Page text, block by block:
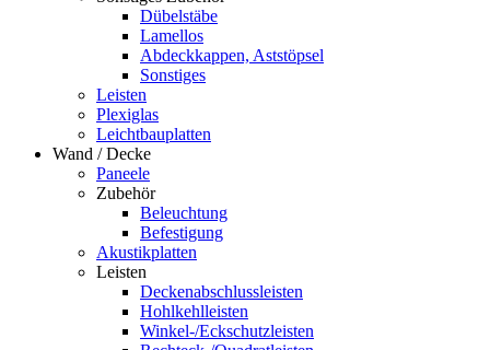
Dübelstäbe
Lamellos
Abdeckkappen, Aststöpsel
Sonstiges
Leisten
Plexiglas
Leichtbauplatten
Wand / Decke
Paneele
Zubehör
Beleuchtung
Befestigung
Akustikplatten
Leisten
Deckenabschlussleisten
Hohlkehlleisten
Winkel-/Eckschutzleisten